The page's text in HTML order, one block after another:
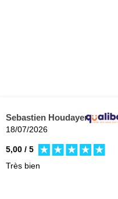
Sebastien Houdayer.
18/07/2026
5,00 / 5
Très bien